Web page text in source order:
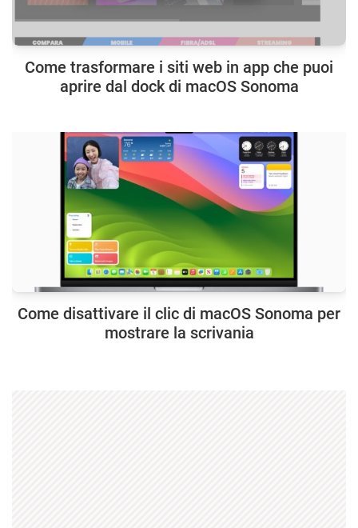
Come trasformare i siti web in app che puoi
aprire dal dock di macOS Sonoma
Come disattivare il clic di macOS Sonoma per
mostrare la scrivania